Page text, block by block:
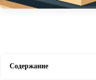
Содержание